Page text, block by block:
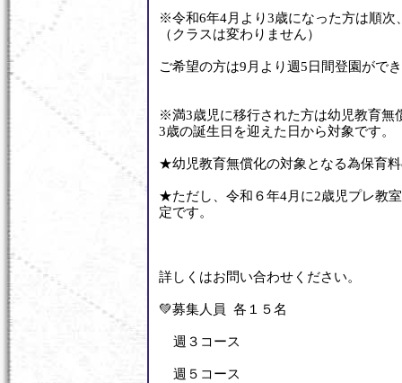
※令和6年4月より3歳になった方は順次
（クラスは変わりません）
ご希望の方は9月より週5日間登園がで
※満3歳児に移行された方は幼児教育無
3歳の誕生日を迎えた日から対象です。
★幼児教育無償化の対象となる為保育
★ただし、令和６年4月に2歳児プレ教
定です。
詳しくはお問い合わせください。
💚募集人員 各１５名
週３コース
週５コース